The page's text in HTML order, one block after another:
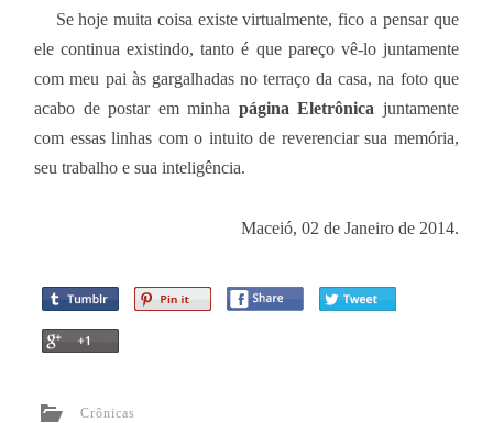
Se hoje muita coisa existe virtualmente, fico a pensar que
ele continua existindo, tanto é que pareço vê-lo juntamente
com meu pai às gargalhadas no terraço da casa, na foto que
acabo de postar em minha página Eletrônica juntamente
com essas linhas com o intuito de reverenciar sua memória,
seu trabalho e sua inteligência.
Maceió, 02 de Janeiro de 2014.
Crônicas